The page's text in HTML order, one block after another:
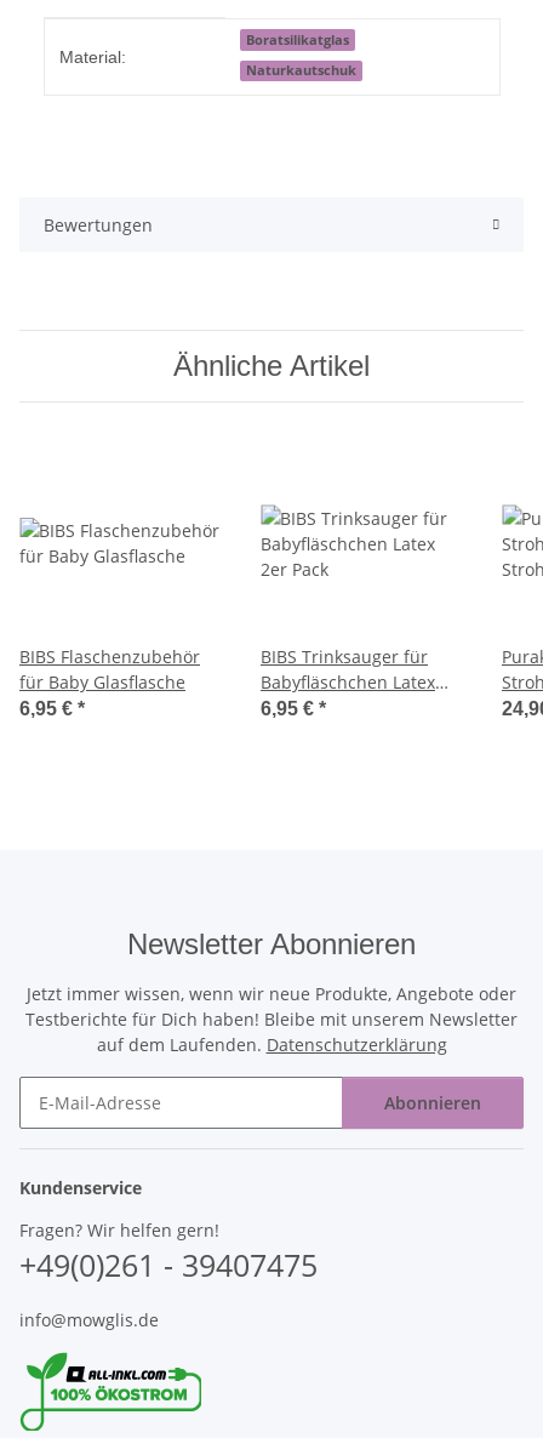
Material:
Boratsilikatglas
Naturkautschuk
Bewertungen
Ähnliche Artikel
BIBS Flaschenzubehör
für Baby Glasflasche
6,95 € *
BIBS Trinksauger für
Babyfläschchen Latex
2er Pack
6,95 € *
Newsletter Abonnieren
Jetzt immer wissen, wenn wir neue Produkte, Angebote oder
Testberichte für Dich haben! Bleibe mit unserem Newsletter
auf dem Laufenden. Datenschutzerklärung
Abonnieren
Kundenservice
Fragen? Wir helfen gern!
+49(0)261 - 39407475
info@mowglis.de